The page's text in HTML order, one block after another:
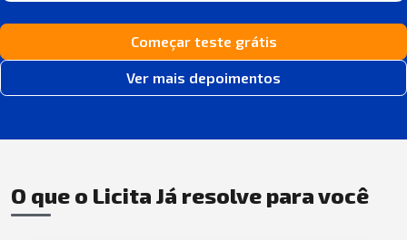
Começar teste grátis
Ver mais depoimentos
O que o Licita Já resolve para você